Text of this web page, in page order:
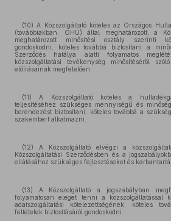
(10) A Közszolgáltató köteles az Országos
(továbbiakban: OHÜ) által meghatározott, a
meghatározott minősítési osztály szerinti
gondoskodni, köteles továbbá biztosítani a
Szerződés hatálya alatti folyamatos
közszolgáltatási tevékenység minősítéséről
előírásainak megfelelően.
(11) A Közszolgáltató köteles a
teljesítéséhez szükséges mennyiségű és
berendezést biztosítani, köteles továbbá a
szakembert alkalmazni.
(12) A Közszolgáltató elvégzi a
Közszolgáltatási Szerződésben és a
ellátásához szükséges fejlesztéseket és
(13) A Közszolgáltató a jogszabályban
folyamatosan eleget tenni a közszolgáltatással
adatszolgáltatási kötelezettségének, köteles
feltételek biztosításáról gondoskodni.